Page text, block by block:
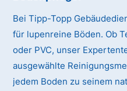
Bei Tipp-Topp
für lupenreine Böden. Ob
oder PVC, unser
ausgewählte
jedem Boden zu seinem